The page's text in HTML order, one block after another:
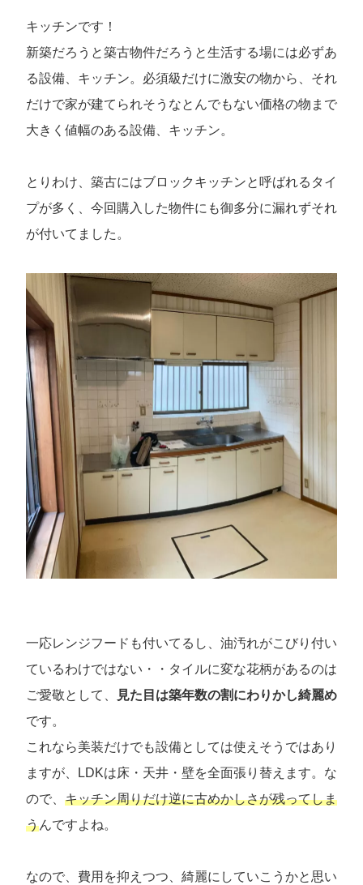
キッチンです！
新築だろうと築古物件だろうと生活する場には必ずあ
る設備、キッチン。必須級だけに激安の物から、それ
だけで家が建てられそうなとんでもない価格の物まで
大きく値幅のある設備、キッチン。
とりわけ、築古にはブロックキッチンと呼ばれるタイ
プが多く、今回購入した物件にも御多分に漏れずそれ
が付いてました。
一応レンジフードも付いてるし、油汚れがこびり付い
ているわけではない・・タイルに変な花柄があるのは
ご愛敬として、
見た目は築年数の割にわりかし綺麗め
です。
これなら美装だけでも設備としては使えそうではあり
ますが、LDKは床・天井・壁を全面張り替えます。な
ので、 キッチン周りだけ逆に古めかしさが残ってしま
うんですよね。
なので、費用を抑えつつ、綺麗にしていこうかと思い